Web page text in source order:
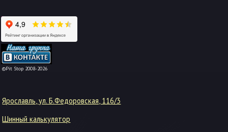
©Pit Stop 2008-2026
-->
Ярославль, ул. Б.Федоровская, 116/3
Шинный калькулятор